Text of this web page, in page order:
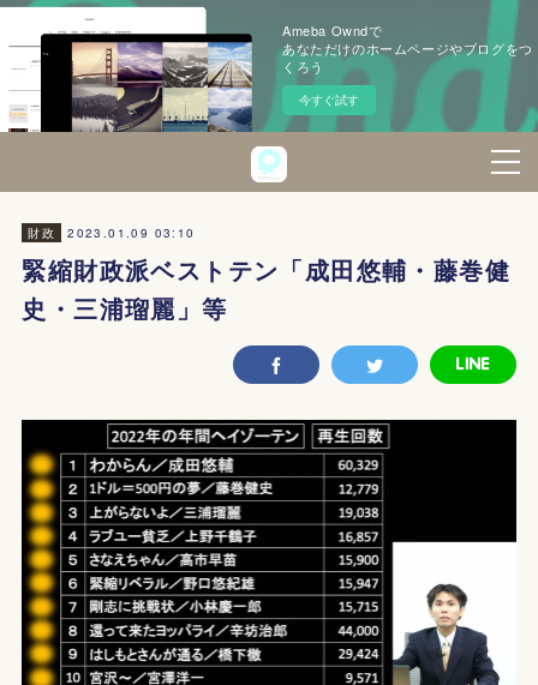
Ameba Owndで
あなただけのホームページやブログをつ
くろう
今すぐ試す
財政 2023.01.09 03:10
緊縮財政派ベストテン「成田悠輔・藤巻健
史・三浦瑠麗」等